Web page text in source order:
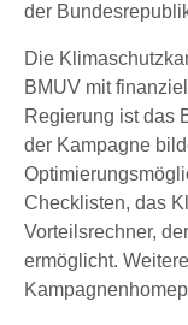
der
Die
BMUV mit
Regierung ist das
der Kampagne
Checklisten, das
Vorteilsrechner,
ermöglicht.